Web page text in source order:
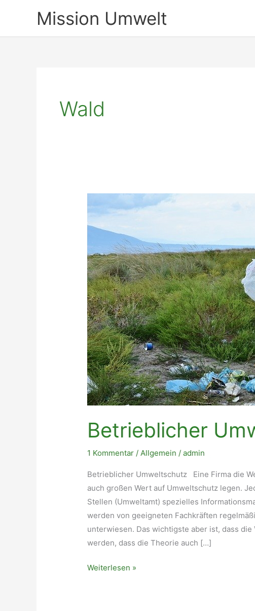
Mission Umwelt
Wald
Betrieblicher
1 Kommentar / Allgemein /admin
Betrieblicher Umweltschutz Eine Firma die
auch großen Wert auf Umweltschutz legen.
Stellen (Umweltamt) spezielles
werden von geeigneten Fachkräften
unterwiesen. Das wichtigste aber ist, dass
werden, dass die Theorie auch […]
Betrieblicher
Weiterlesen »